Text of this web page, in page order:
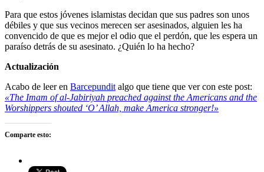
Para que estos jóvenes islamistas decidan que sus padres son unos
débiles y que sus vecinos merecen ser asesinados, alguien les ha
convencido de que es mejor el odio que el perdón, que les espera un
paraíso detrás de su asesinato. ¿Quién lo ha hecho?
Actualización
Acabo de leer en Barcepundit algo que tiene que ver con este post:
«The Imam of al-Jabiriyah preached against the Americans and the
Worshippers shouted ‘O’ Allah, make America stronger!»
Comparte esto: